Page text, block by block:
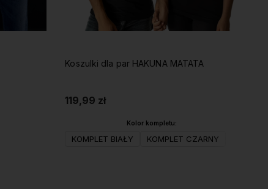
Koszulki dla par HAKUNA MATATA
119,99 zł
Kolor kompletu:
KOMPLET BIAŁY KOMPLET CZARNY